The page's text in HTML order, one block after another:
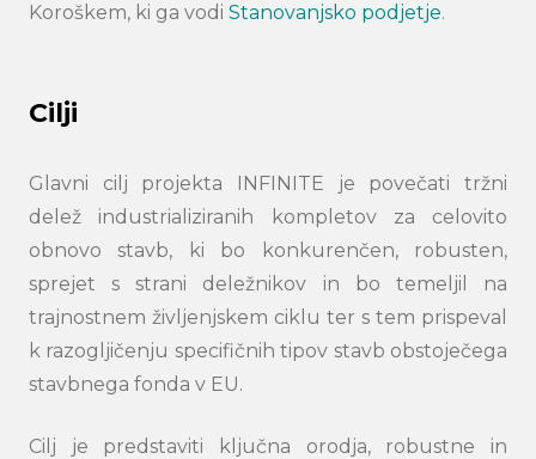
Koroškem, ki ga vodi Stanovanjsko podjetje.
Cilji
Glavni cilj projekta INFINITE je povečati tržni
delež industrializiranih kompletov za celovito
obnovo stavb, ki bo konkurenčen, robusten,
sprejet s strani deležnikov in bo temeljil na
trajnostnem življenjskem ciklu ter s tem prispeval
k razogljičenju specifičnih tipov stavb obstoječega
stavbnega fonda v EU.
Cilj je predstaviti ključna orodja, robustne in